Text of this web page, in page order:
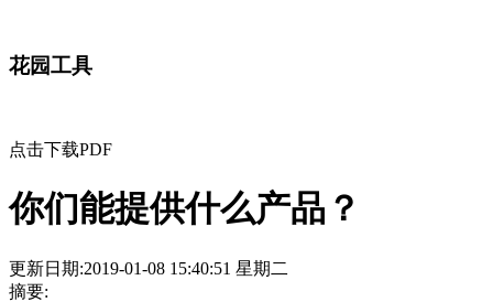
花园工具
点击下载PDF
你们能提供什么产品？
更新日期:2019-01-08 15:40:51 星期二
摘要: